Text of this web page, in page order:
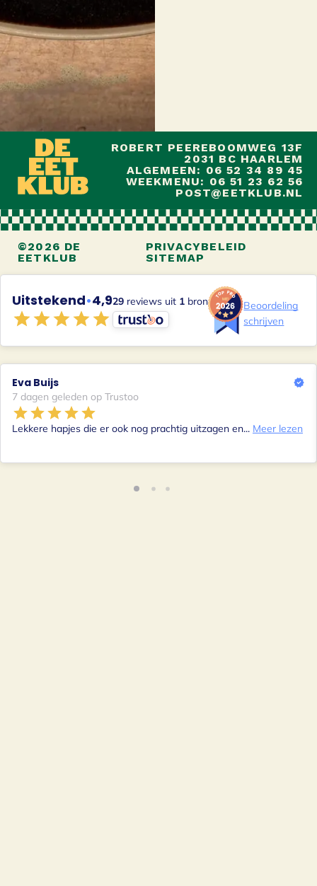
ROBERT PEEREBOOMWEG 13F
2031 BC HAARLEM
ALGEMEEN: 06 52 34 89 45
WEEKMENU: 06 51 23 62 56
POST@EETKLUB.NL
©2026 DE
EETKLUB
PRIVACYBELEID
SITEMAP
Uitstekend•4,929 reviews uit 1 bron
Beoordeling
schrijven
Eva Buijs
7 dagen geleden op Trustoo
Lekkere hapjes die er ook nog prachtig uitzagen en... Meer lezen